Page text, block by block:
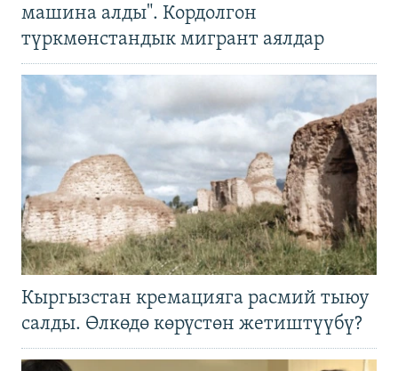
машина алды". Кордолгон
түркмөнстандык мигрант аялдар
Кыргызстан кремацияга расмий тыюу
салды. Өлкөдө көрүстөн жетиштүүбү?